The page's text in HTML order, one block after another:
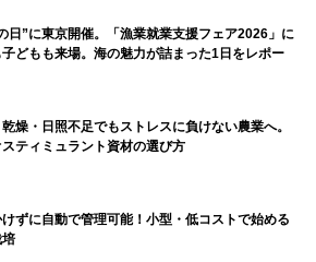
日”に東京開催。「漁業就業支援フェア2026」に
どもも来場。海の魅力が詰まった1日をレポー
燥・日照不足でもストレスに負けない農業へ。
ティミュラント資材の選び方
ずに自動で管理可能！小型・低コストで始める